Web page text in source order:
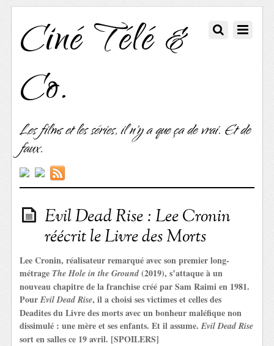
Ciné Télé &
Co.
Les films et les séries, il n'y a que ça de vrai. Et de
faux.
Evil Dead Rise : Lee Cronin
réécrit le Livre des Morts
Lee Cronin, réalisateur remarqué avec son premier long-
métrage The Hole in the Ground (2019), s’attaque à un
nouveau chapitre de la franchise créé par Sam Raimi en 1981.
PourEvil Dead Rise, il a choisi ses victimes et celles des
Deadites du Livre des morts avec un bonheur maléfique non
dissimulé : une mère et ses enfants. Et il assume.Evil Dead Rise
sort en salles ce 19 avril. [SPOILERS]